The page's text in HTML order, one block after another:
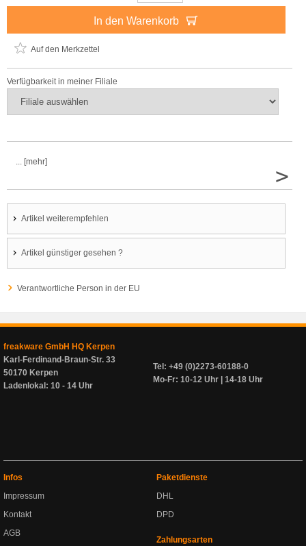
In den Warenkorb
Auf den Merkzettel
Verfügbarkeit in meiner Filiale
... [mehr]
>
Artikel weiterempfehlen
Artikel günstiger gesehen ?
Verantwortliche Person in der EU
freakware GmbH HQ Kerpen
Karl-Ferdinand-Braun-Str. 33
50170 Kerpen
Ladenlokal: 10 - 14 Uhr
Tel: +49 (0)2273-60188-0
Mo-Fr: 10-12 Uhr | 14-18 Uhr
Infos
Impressum
Kontakt
AGB
Paketdienste
DHL
DPD
Zahlungsarten